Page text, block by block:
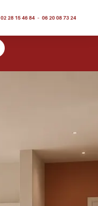
02 28 15 46 84 – 06 20 08 73 24